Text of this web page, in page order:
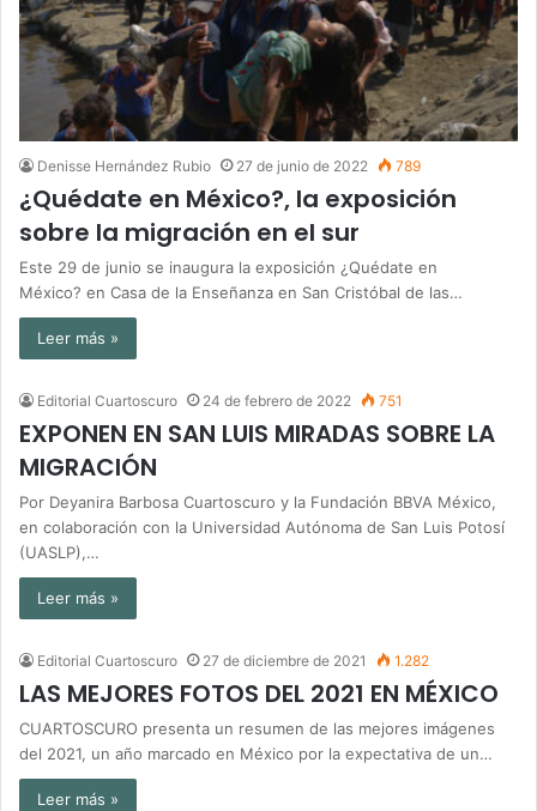
Denisse Hernández Rubio 27 de junio de 2022 789
¿Quédate en México?, la exposición
sobre la migración en el sur
Este 29 de junio se inaugura la exposición ¿Quédate en
México? en Casa de la Enseñanza en San Cristóbal de las…
Leer más »
Editorial Cuartoscuro 24 de febrero de 2022 751
EXPONEN EN SAN LUIS MIRADAS SOBRE LA
MIGRACIÓN
Por Deyanira Barbosa Cuartoscuro y la Fundación BBVA México,
en colaboración con la Universidad Autónoma de San Luis Potosí
(UASLP),…
Leer más »
Editorial Cuartoscuro 27 de diciembre de 2021 1.282
LAS MEJORES FOTOS DEL 2021 EN MÉXICO
CUARTOSCURO presenta un resumen de las mejores imágenes
del 2021, un año marcado en México por la expectativa de un…
Leer más »